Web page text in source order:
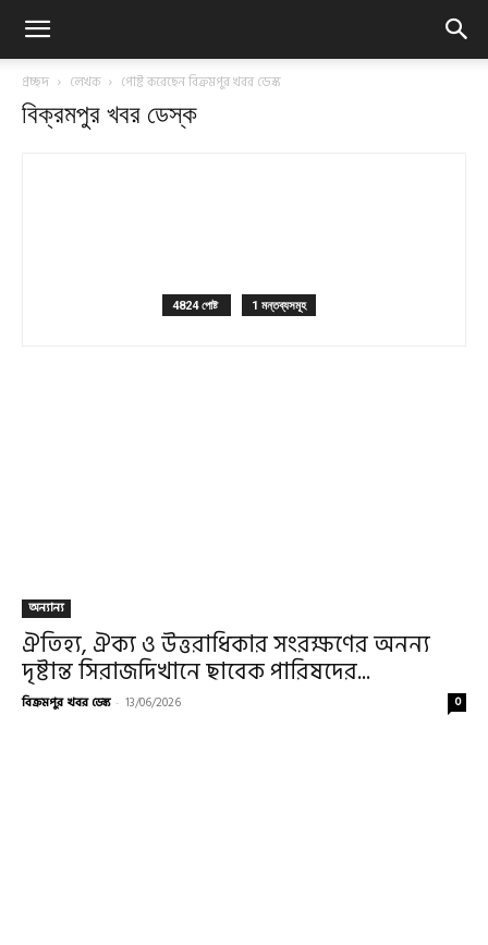
প্রচ্ছদ লেখক পোষ্ট করেছেন বিক্রমপুর খবর ডেস্ক
বিক্রমপুর খবর ডেস্ক
4824 পোষ্ট 1 মন্তব্যসমূহ
অন্যান্য
ঐতিহ্য, ঐক্য ও উত্তরাধিকার সংরক্ষণের অনন্য
দৃষ্টান্ত সিরাজদিখানে ছাবেক পারিষদের...
বিক্রমপুর খবর ডেস্ক - 13/06/2026 0